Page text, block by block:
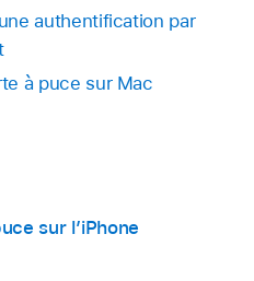
authentification par
à puce sur Mac
sur l’iPhone